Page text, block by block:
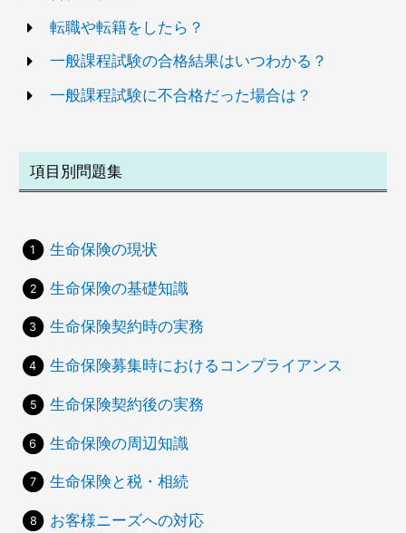
転職や転籍をしたら？
一般課程試験の合格結果はいつわかる？
一般課程試験に不合格だった場合は？
項目別問題集
生命保険の現状
生命保険の基礎知識
生命保険契約時の実務
生命保険募集時におけるコンプライアンス
生命保険契約後の実務
生命保険の周辺知識
生命保険と税・相続
お客様ニーズへの対応